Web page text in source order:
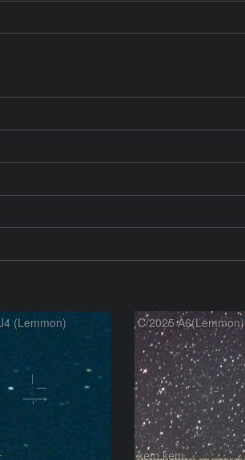
(Lemmon) C/2025 A6(Lemmon)
kem.kem